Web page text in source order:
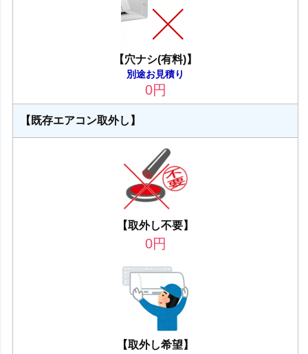
【穴ナシ(有料)】
別途お見積り
0円
【既存エアコン取外し】
【取外し不要】
0円
【取外し希望】